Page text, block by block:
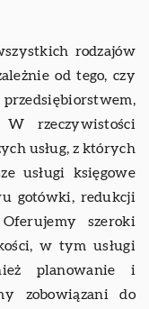
rodzajów
od tego, czy
rzeczywistości
usług, z których
usługi księgowe
gotówki, redukcji
szeroki
w tym usługi
planowanie i
zobowiązani do